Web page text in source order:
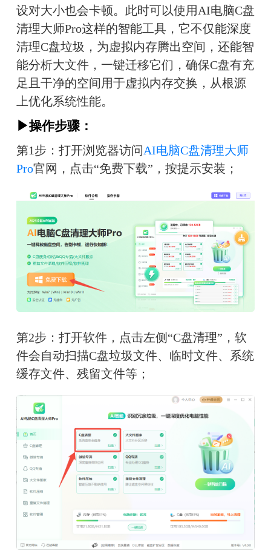
设对大小也会卡顿。此时可以使用AI电脑C盘
清理大师Pro这样的智能工具，它不仅能深度
清理C盘垃圾，为虚拟内存腾出空间，还能智
能分析大文件，一键迁移它们，确保C盘有充
足且干净的空间用于虚拟内存交换，从根源
上优化系统性能。
▶操作步骤：
第1步：打开浏览器访问AI电脑C盘清理大师
Pro官网，点击“免费下载”，按提示安装；
第2步：打开软件，点击左侧“C盘清理”，软
件会自动扫描C盘垃圾文件、临时文件、系统
缓存文件、残留文件等；